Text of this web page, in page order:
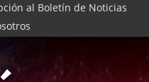
al Boletín de Noticias